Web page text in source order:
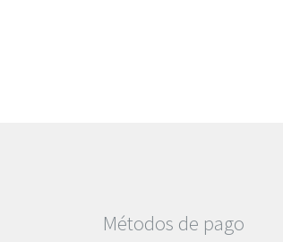
Métodos de pago